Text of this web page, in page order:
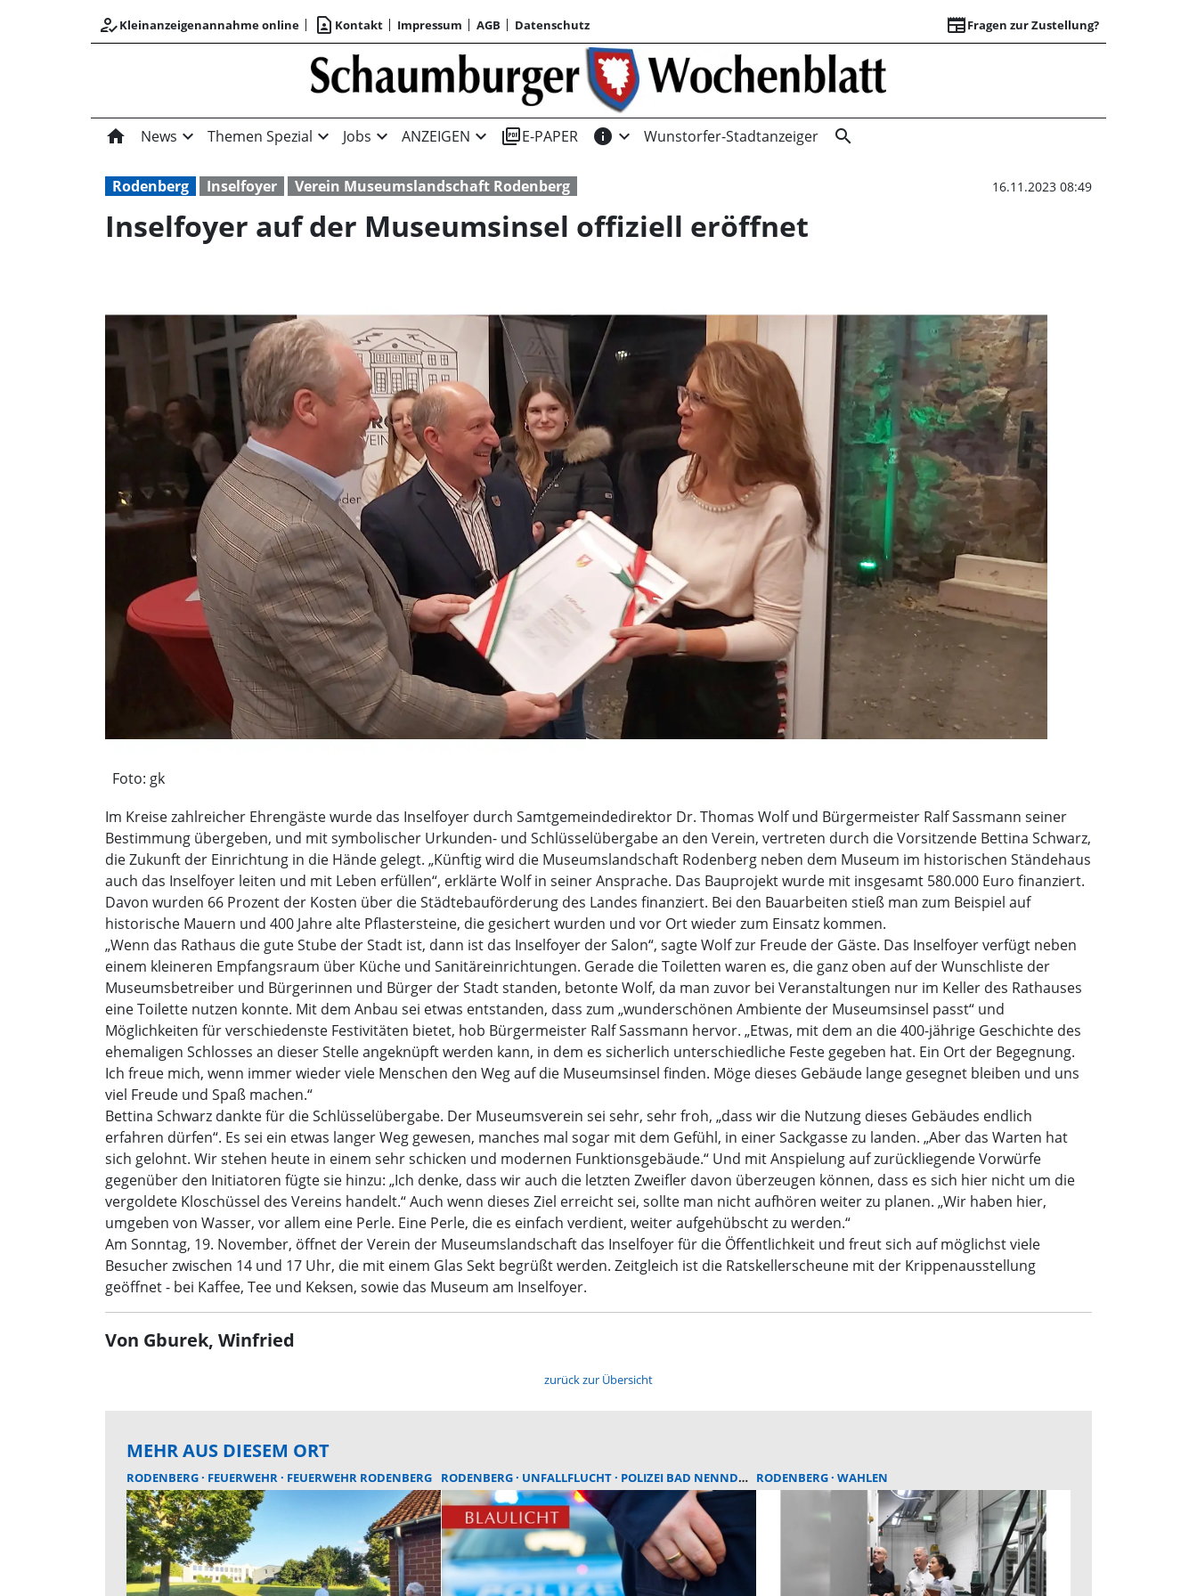
how_to_regKleinanzeigenannahme online contact_page Kontakt Impressum AGB Datenschutz newspaperFragen zur Zustellung?
Inselfoyer auf der
home News expand_more Themen Spezial expand_more Jobs expand_more ANZEIGEN expand_more picture_as_pdfE-PAPER info expand_more Wunstorfer-Stadtanzeiger search
Rodenberg Inselfoyer Verein Museumslandschaft Rodenberg 16.11.2023 08:49
Inselfoyer auf der Museumsinsel offiziell eröffnet
Foto: gk
Im Kreise zahlreicher Ehrengäste wurde das Inselfoyer durch Samtgemeindedirektor Dr. Thomas Wolf und Bürgermeister Ralf Sassmann seiner
Bestimmung übergeben, und mit symbolischer Urkunden- und Schlüsselübergabe an den Verein, vertreten durch die Vorsitzende Bettina Schwarz,
die Zukunft der Einrichtung in die Hände gelegt. „Künftig wird die Museumslandschaft Rodenberg neben dem Museum im historischen Ständehaus
auch das Inselfoyer leiten und mit Leben erfüllen“, erklärte Wolf in seiner Ansprache. Das Bauprojekt wurde mit insgesamt 580.000 Euro finanziert.
Davon wurden 66 Prozent der Kosten über die Städtebauförderung des Landes finanziert. Bei den Bauarbeiten stieß man zum Beispiel auf
historische Mauern und 400 Jahre alte Pflastersteine, die gesichert wurden und vor Ort wieder zum Einsatz kommen.
„Wenn das Rathaus die gute Stube der Stadt ist, dann ist das Inselfoyer der Salon“, sagte Wolf zur Freude der Gäste. Das Inselfoyer verfügt neben
einem kleineren Empfangsraum über Küche und Sanitäreinrichtungen. Gerade die Toiletten waren es, die ganz oben auf der Wunschliste der
Museumsbetreiber und Bürgerinnen und Bürger der Stadt standen, betonte Wolf, da man zuvor bei Veranstaltungen nur im Keller des Rathauses
eine Toilette nutzen konnte. Mit dem Anbau sei etwas entstanden, dass zum „wunderschönen Ambiente der Museumsinsel passt“ und
Möglichkeiten für verschiedenste Festivitäten bietet, hob Bürgermeister Ralf Sassmann hervor. „Etwas, mit dem an die 400-jährige Geschichte des
ehemaligen Schlosses an dieser Stelle angeknüpft werden kann, in dem es sicherlich unterschiedliche Feste gegeben hat. Ein Ort der Begegnung.
Ich freue mich, wenn immer wieder viele Menschen den Weg auf die Museumsinsel finden. Möge dieses Gebäude lange gesegnet bleiben und uns
viel Freude und Spaß machen.“
Bettina Schwarz dankte für die Schlüsselübergabe. Der Museumsverein sei sehr, sehr froh, „dass wir die Nutzung dieses Gebäudes endlich
erfahren dürfen“. Es sei ein etwas langer Weg gewesen, manches mal sogar mit dem Gefühl, in einer Sackgasse zu landen. „Aber das Warten hat
sich gelohnt. Wir stehen heute in einem sehr schicken und modernen Funktionsgebäude.“ Und mit Anspielung auf zurückliegende Vorwürfe
gegenüber den Initiatoren fügte sie hinzu: „Ich denke, dass wir auch die letzten Zweifler davon überzeugen können, dass es sich hier nicht um die
vergoldete Kloschüssel des Vereins handelt.“ Auch wenn dieses Ziel erreicht sei, sollte man nicht aufhören weiter zu planen. „Wir haben hier,
umgeben von Wasser, vor allem eine Perle. Eine Perle, die es einfach verdient, weiter aufgehübscht zu werden.“
Am Sonntag, 19. November, öffnet der Verein der Museumslandschaft das Inselfoyer für die Öffentlichkeit und freut sich auf möglichst viele
Besucher zwischen 14 und 17 Uhr, die mit einem Glas Sekt begrüßt werden. Zeitgleich ist die Ratskellerscheune mit der Krippenausstellung
geöffnet - bei Kaffee, Tee und Keksen, sowie das Museum am Inselfoyer.
Von Gburek, Winfried
zurück zur Übersicht
MEHR AUS DIESEM ORT
RODENBERG FEUERWEHR FEUERWEHR RODENBERG RODENBERG UNFALLFLUCHT POLIZEI BAD NENNDORF RODENBERG WAHLEN